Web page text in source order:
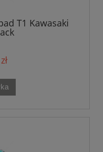
T1 Kawasaki